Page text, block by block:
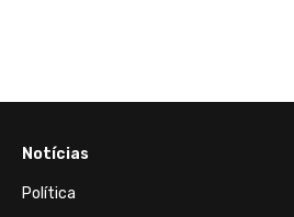
Notícias
Política